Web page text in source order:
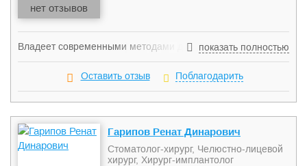
нет отзывов
Владеет современными методами диагностики и
протезирования дефектов зубных рядов, в том числе
протезированием на имплантатах.
показать полностью
Оставить отзыв Поблагодарить
Гарипов Ренат Динарович
Стоматолог-хирург, Челюстно-лицевой
хирург, Хирург-имплантолог